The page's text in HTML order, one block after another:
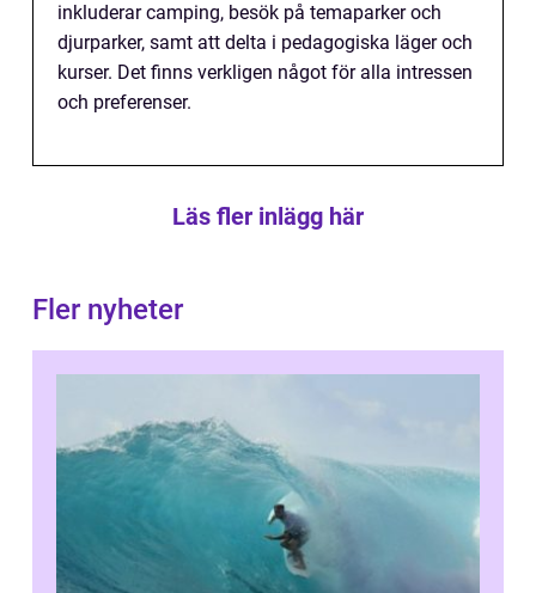
inkluderar camping, besök på temaparker och
djurparker, samt att delta i pedagogiska läger och
kurser. Det finns verkligen något för alla intressen
och preferenser.
Läs fler inlägg här
Fler nyheter